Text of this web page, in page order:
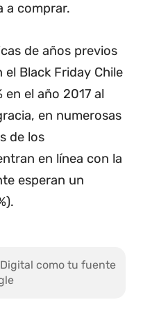
a comprar.
de años previos
Black Friday Chile
en el año 2017 al
en numerosas
de los
en línea con la
esperan un
como tu fuente